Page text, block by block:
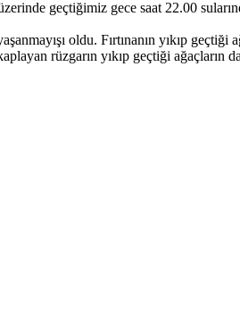
geçtiğimiz gece saat 22.00
oldu. Fırtınanın yıkıp
rüzgarın yıkıp geçtiği ağaçların